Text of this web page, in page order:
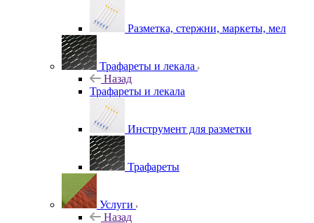
Разметка, стержни, маркеты, мел
Трафареты и лекала
Назад
Трафареты и лекала
Инструмент для разметки
Трафареты
Услуги
Назад